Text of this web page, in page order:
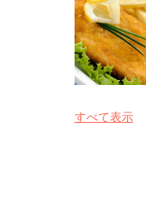
すべて表示